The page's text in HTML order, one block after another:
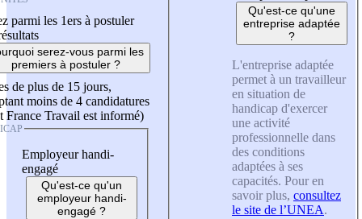
parmi les 1ers à postuler
serez-vous parmi les
premiers à postuler ?
de plus de 15 jours,
moins de 4 candidatures
France Travail est informé)
Employeur handi-
engagé
Qu'est-ce qu'un
employeur handi-
engagé ?
Qu'est-ce qu'une
entreprise adaptée
?
L'entreprise adaptée
permet à un travailleur
en situation de
handicap d'exercer
une activité
professionnelle dans
des conditions
adaptées à ses
capacités. Pour en
savoir plus, consultez
le site de l’UNEA.